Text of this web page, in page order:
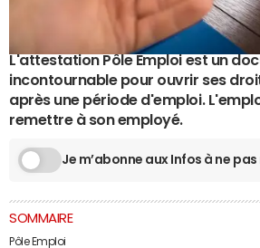
L'attestation Pôle Emploi est un
incontournable pour ouvrir ses
après une période d'emploi.
remettre à son employé.
Je m’abonne aux Infos à ne
SOMMAIRE
Pôle Emploi